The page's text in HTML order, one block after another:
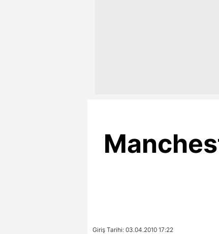
Giriş Tarihi: 03.04.2010 17:22